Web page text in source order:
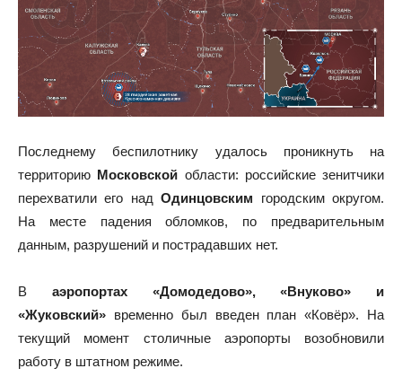
Последнему беспилотнику удалось проникнуть на
территорию Московской области: российские зенитчики
перехватили его надОдинцовским городским округом.
На месте падения обломков, по предварительным
данным, разрушений и пострадавших нет.
В аэропортах «Домодедово», «Внуково» и
«Жуковский» временно был введен план «Ковёр». На
текущий момент столичные аэропорты возобновили
работу в штатном режиме.